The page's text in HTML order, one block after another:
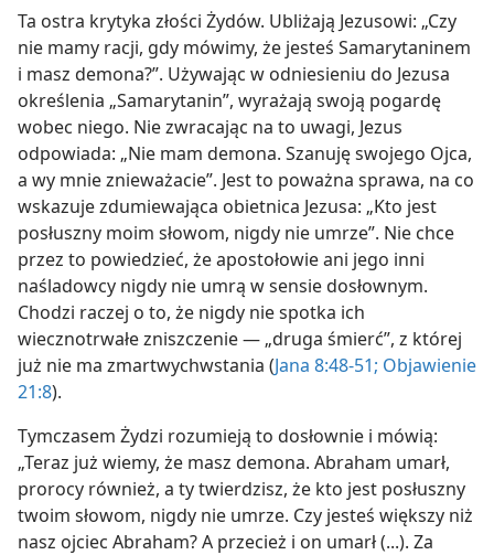
Ta ostra krytyka złości Żydów. Ubliżają Jezusowi: „Czy
nie mamy racji, gdy mówimy, że jesteś Samarytaninem
i masz demona?”. Używając w odniesieniu do Jezusa
określenia „Samarytanin”, wyrażają swoją pogardę
wobec niego. Nie zwracając na to uwagi, Jezus
odpowiada: „Nie mam demona. Szanuję swojego Ojca,
a wy mnie znieważacie”. Jest to poważna sprawa, na co
wskazuje zdumiewająca obietnica Jezusa: „Kto jest
posłuszny moim słowom, nigdy nie umrze”. Nie chce
przez to powiedzieć, że apostołowie ani jego inni
naśladowcy nigdy nie umrą w sensie dosłownym.
Chodzi raczej o to, że nigdy nie spotka ich
wiecznotrwałe zniszczenie — „druga śmierć”, z której
już nie ma zmartwychwstania (Jana 8:48-51; Objawienie
21:8).
Tymczasem Żydzi rozumieją to dosłownie i mówią:
„Teraz już wiemy, że masz demona. Abraham umarł,
prorocy również, a ty twierdzisz, że kto jest posłuszny
twoim słowom, nigdy nie umrze. Czy jesteś większy niż
nasz ojciec Abraham? A przecież i on umarł (...). Za